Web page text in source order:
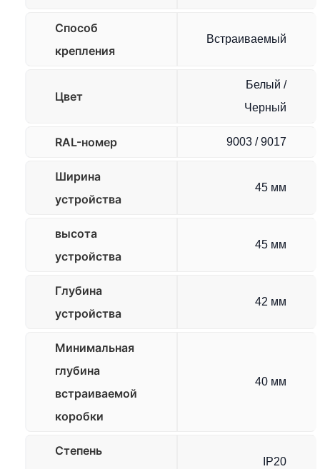
Способ
крепления
Встраиваемый
Цвет
Белый /
Черный
RAL-номер 9003 / 9017
Ширина
устройства
45 мм
высота
устройства
45 мм
Глубина
устройства
42 мм
Минимальная
глубина
встраиваемой
коробки
40 мм
Степень
IP20